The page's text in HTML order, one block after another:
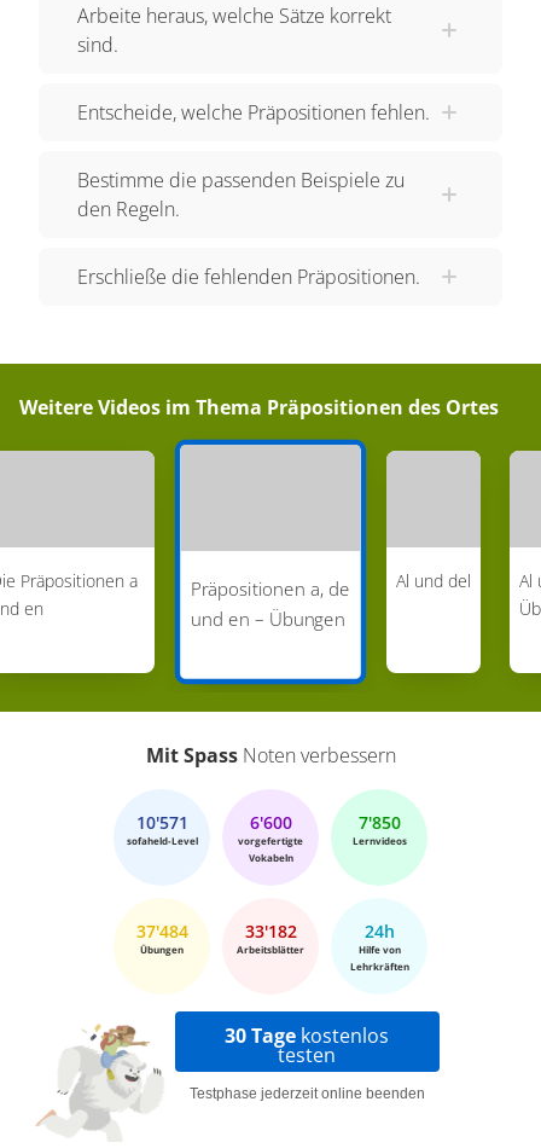
Arbeite heraus, welche Sätze korrekt
sind.
Entscheide, welche Präpositionen fehlen.
Bestimme die passenden Beispiele zu
den Regeln.
Erschließe die fehlenden Präpositionen.
Weitere Videos im Thema Präpositionen des Ortes
Präpositionen a
en
Präpositionen a, de
und en – Übungen
Al und del
Al
Mit SpassNoten verbessern
10'571
sofaheld-Level
6'600
vorgefertigte
Vokabeln
7'850
Lernvideos
37'484
Übungen
33'182
Arbeitsblätter
24h
Hilfe von
Lehrkräften
30 Tage kostenlos
testen
Testphase jederzeit online beenden